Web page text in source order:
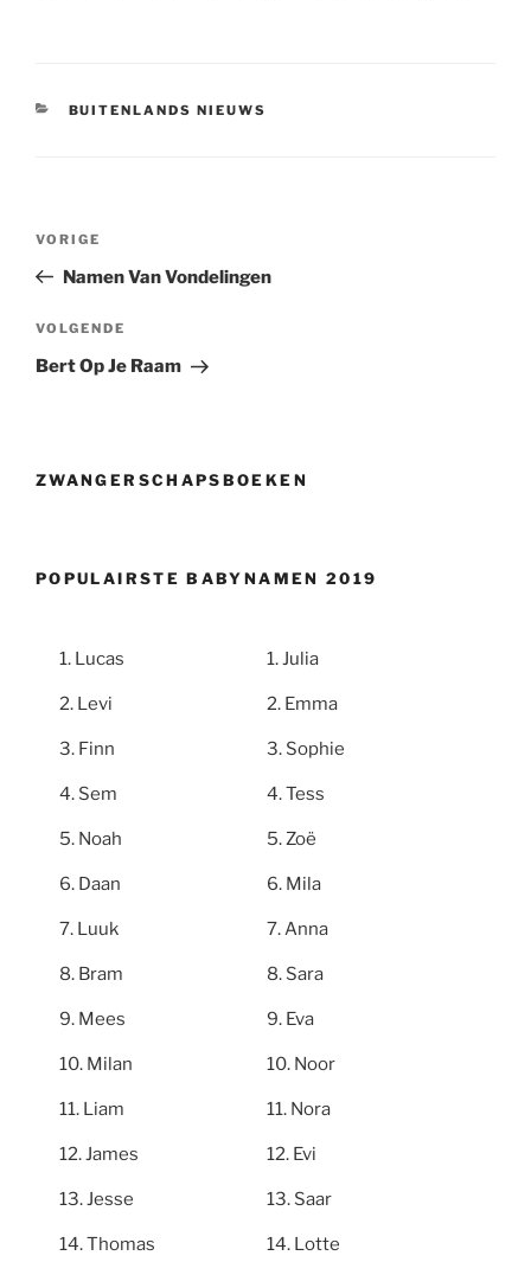
CATEGORIEËN
BUITENLANDS NIEUWS
Vorig
bericht
VORIGE
Namen Van Vondelingen
Volgend
bericht
VOLGENDE
Bert Op Je Raam
ZWANGERSCHAPSBOEKEN
POPULAIRSTE BABYNAMEN 2019
Lucas
Levi
Finn
Sem
Noah
Daan
Luuk
Bram
Mees
Milan
Liam
James
Jesse
Thomas
Julia
Emma
Sophie
Tess
Zoë
Mila
Anna
Sara
Eva
Noor
Nora
Evi
Saar
Lotte